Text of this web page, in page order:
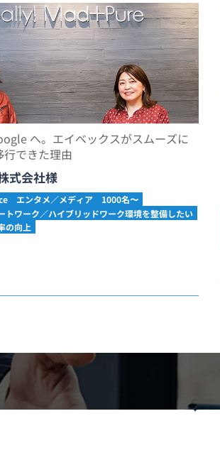
へ。エイベックスがスムーズに
できた理由
式会社様
エンタメ／メディア
1000名〜
トワーク／ハイブリッドワーク環境を整備したい
の向上